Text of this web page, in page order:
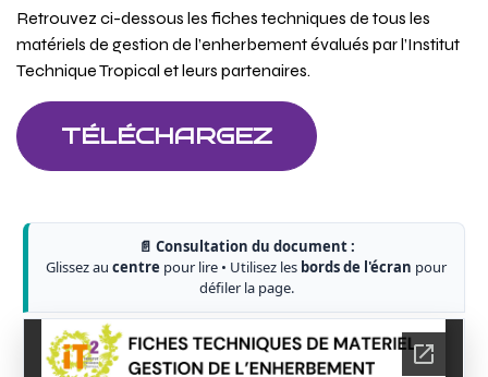
Retrouvez ci-dessous les fiches techniques de tous les
matériels de gestion de l’enherbement évalués par l’Institut
Technique Tropical et leurs partenaires.
TÉLÉCHARGEZ
📄 Consultation du document :
Glissez au centre pour lire • Utilisez les bords de l'écran pour
défiler la page.